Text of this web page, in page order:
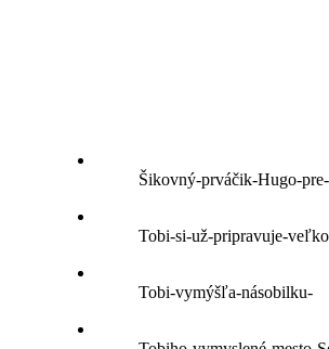
Šikovný-prváčik-Hugo-
Tobi-si-už-pripravuje-
Tobi-vymýšľa-násobilku-